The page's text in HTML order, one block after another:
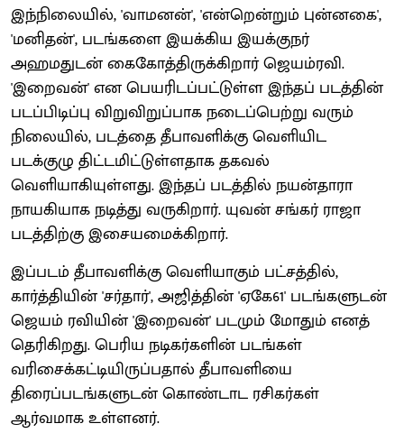
இந்நிலையில், 'வாமனன்', 'என்றென்றும் புன்னகை',
'மனிதன்', படங்களை இயக்கிய இயக்குநர்
அஹமதுடன் கைகோத்திருக்கிறார் ஜெயம்ரவி.
'இறைவன்' என பெயரிடப்பட்டுள்ள இந்தப் படத்தின்
படப்பிடிப்பு விறுவிறுப்பாக நடைப்பெற்று வரும்
நிலையில், படத்தை தீபாவளிக்கு வெளியிட
படக்குழு திட்டமிட்டுள்ளதாக தகவல்
வெளியாகியுள்ளது. இந்தப் படத்தில் நயன்தாரா
நாயகியாக நடித்து வருகிறார். யுவன் சங்கர் ராஜா
படத்திற்கு இசையமைக்கிறார்.
இப்படம் தீபாவளிக்கு வெளியாகும் பட்சத்தில்,
கார்த்தியின் 'சர்தார்', அஜித்தின் 'ஏகே61' படங்களுடன்
ஜெயம் ரவியின் 'இறைவன்' படமும் மோதும் எனத்
தெரிகிறது. பெரிய நடிகர்களின் படங்கள்
வரிசைக்கட்டியிருப்பதால் தீபாவளியை
திரைப்படங்களுடன் கொண்டாட ரசிகர்கள்
ஆர்வமாக உள்ளனர்.